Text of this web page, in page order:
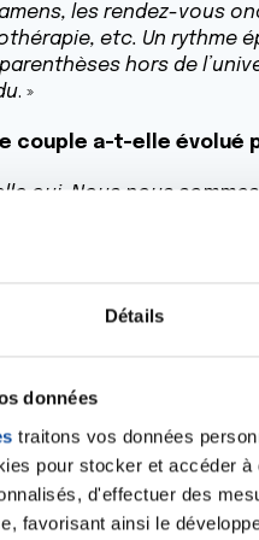
Détails
données
traitons vos données
pour stocker et accéder
d'effectuer des
favorisant ainsi le
les rendez-vous
etc. Un rythme
hors de
. »
couple a-t-elle évolué
oui. Nous nous
en étant à l’écoute de
aidant, avez-vous eu
extérieur ?
à la clinique. J’ai
être un moment